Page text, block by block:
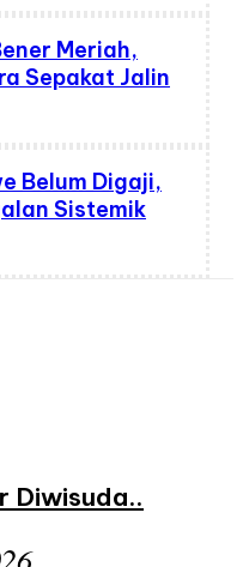
Meriah,
Sepakat Jalin
Belum Digaji,
Sistemik
Diwisuda..